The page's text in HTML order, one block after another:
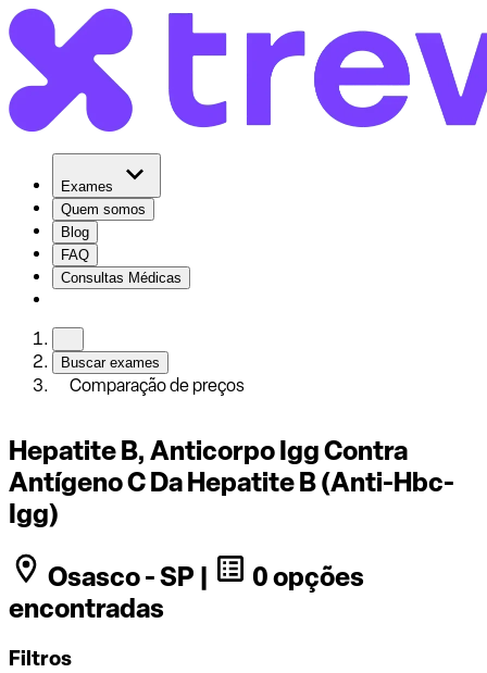
Exames
Quem somos
Blog
FAQ
Consultas Médicas
Buscar exames
Comparação de preços
Hepatite B, Anticorpo Igg Contra
Antígeno C Da Hepatite B (Anti-Hbc-
Igg)
Osasco - SP |
0 opções
encontradas
Filtros